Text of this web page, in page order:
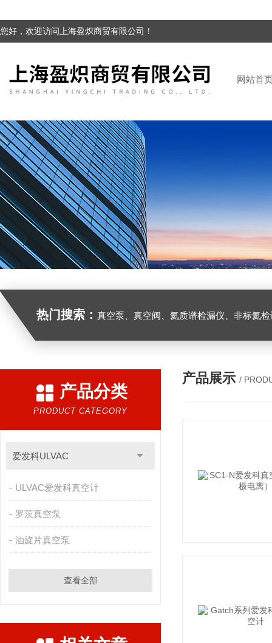
您好，欢迎访问上海盈炽商贸有限公司！
网站首
热门搜索： 真空泵、真空阀、氦质谱检漏仪、非标氦检
产品分类
PRODUCT CATEGORY
爱发科ULVAC
ULVAC爱发科真空计
罗茨真空泵
油旋片真空泵
查看全部
产品展示 /